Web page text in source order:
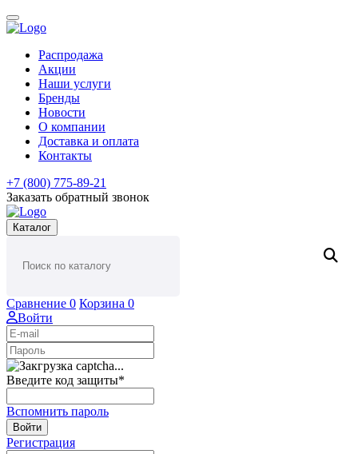
Распродажа
Акции
Наши услуги
Бренды
Новости
О компании
Доставка и оплата
Контакты
+7 (800) 775-89-21
Заказать обратный звонок
Каталог
Сравнение 0 Корзина 0
Войти
Введите код защиты*
Вспомнить пароль
Войти
Регистрация